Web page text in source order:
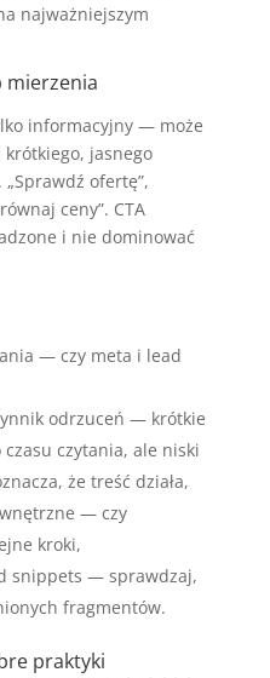
najważniejszym
mierzenia
informacyjny — może
jasnego
„Sprawdź ofertę”,
ceny”. CTA
i nie dominować
— czy meta i lead
odrzuceń — krótkie
czytania, ale niski
że treść działa,
— czy
kroki,
snippets — sprawdzaj,
fragmentów.
praktyki